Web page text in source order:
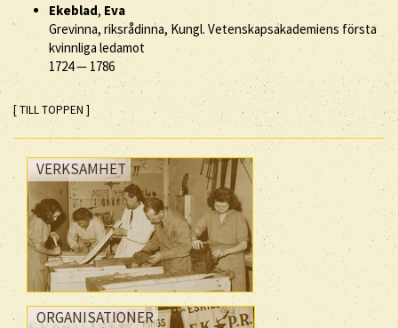
Ekeblad, Eva
Grevinna, riksrådinna, Kungl. Vetenskapsakademiens första
kvinnliga ledamot
1724— 1786
[ TILL TOPPEN ]
VERKSAMHET
ORGANISATIONER